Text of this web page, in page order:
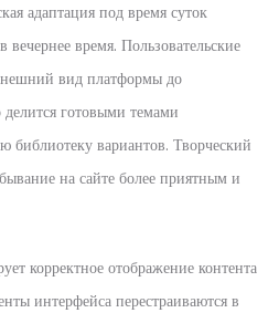
адаптация под время суток
вечернее время. Пользовательские
вид платформы до
готовыми темами
библиотеку вариантов. Творческий
на сайте более приятным и
корректное отображение контента
интерфейса перестраиваются в